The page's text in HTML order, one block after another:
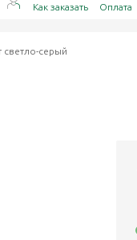
Как заказать Оплата
светло-серый